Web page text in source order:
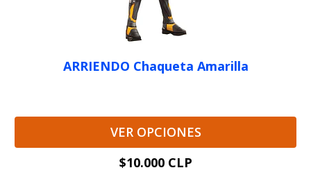
ARRIENDO Chaqueta Amarilla
VER OPCIONES
$10.000 CLP